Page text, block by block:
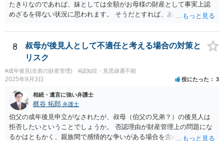
たきりなのであれば、妹としては全額がお母様の財産として事実上認
めざるを得ない状況に思われます。 そうだとすれば、あえて遺産分割
す。 また、遺産分割協議書を作成しても特にメリットがない妹の協力
が期待できるのかも不明です。 お母様の相続が開始するまで、ご質問
主としては行動を起こす必要がないように思えますが、いかがでしょ
うか。
8
叔母が後見人として不適任と考える場合の対策と
リスク
#成年後見(生前の財産管理) #認知症・意思疎通不能
2025年9月3日 役にたった 3
相続・遺言に強い弁護士
梶谷 拓郎 弁護士
伯父の成年後見申立がなされたが、叔母（伯父の兄弟？）の後見人は
拒否したいということでしょうか。 否認理由が財産管理上の問題にな
るかはともかく、親族間で感情的な争いがある場合を含めて問題があ